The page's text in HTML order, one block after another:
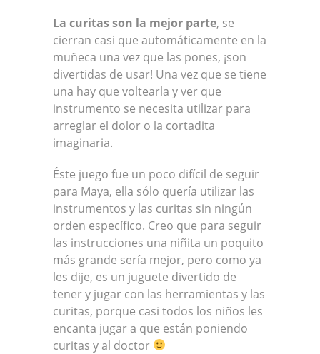
La curitas son la mejor parte, se
cierran casi que automáticamente en la
muñeca una vez que las pones, ¡son
divertidas de usar! Una vez que se tiene
una hay que voltearla y ver que
instrumento se necesita utilizar para
arreglar el dolor o la cortadita
imaginaria.
Éste juego fue un poco difícil de seguir
para Maya, ella sólo quería utilizar las
instrumentos y las curitas sin ningún
orden específico. Creo que para seguir
las instrucciones una niñita un poquito
más grande sería mejor, pero como ya
les dije, es un juguete divertido de
tener y jugar con las herramientas y las
curitas, porque casi todos los niños les
encanta jugar a que están poniendo
curitas y al doctor